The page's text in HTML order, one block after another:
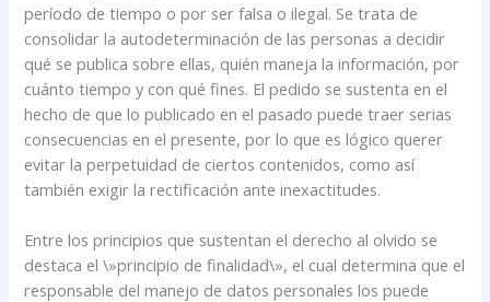
período de tiempo o por ser falsa o ilegal. Se trata de
consolidar la autodeterminación de las personas a decidir
qué se publica sobre ellas, quién maneja la información, por
cuánto tiempo y con qué fines. El pedido se sustenta en el
hecho de que lo publicado en el pasado puede traer serias
consecuencias en el presente, por lo que es lógico querer
evitar la perpetuidad de ciertos contenidos, como así
también exigir la rectificación ante inexactitudes.
Entre los principios que sustentan el derecho al olvido se
destaca el \»principio de finalidad\», el cual determina que el
responsable del manejo de datos personales los puede